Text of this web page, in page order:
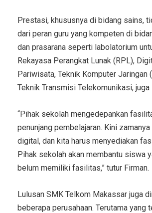
Prestasi, khususnya di bidang sains,
dari peran guru yang kompeten di
dan prasarana seperti labolatorium
Rekayasa Perangkat Lunak (RPL),
Pariwisata, Teknik Komputer Jaringan
Teknik Transmisi Telekomunikasi, juga
“Pihak sekolah mengedepankan
penunjang pembelajaran. Kini
digital, dan kita harus menyediakan
Pihak sekolah akan membantu siswa
belum memiliki fasilitas,” tutur Firman.
Lulusan SMK Telkom Makassar juga
beberapa perusahaan. Terutama yang